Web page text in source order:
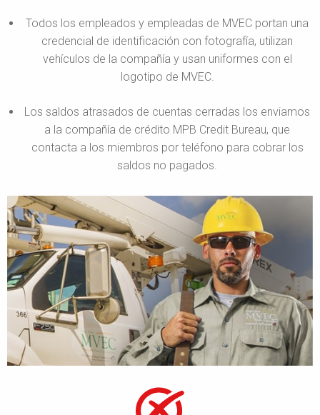
Todos los empleados y empleadas de MVEC portan una
credencial de identificación con fotografía, utilizan
vehículos de la compañía y usan uniformes con el
logotipo de MVEC.
Los saldos atrasados de cuentas cerradas los enviamos
a la compañía de crédito MPB Credit Bureau, que
contacta a los miembros por teléfono para cobrar los
saldos no pagados.